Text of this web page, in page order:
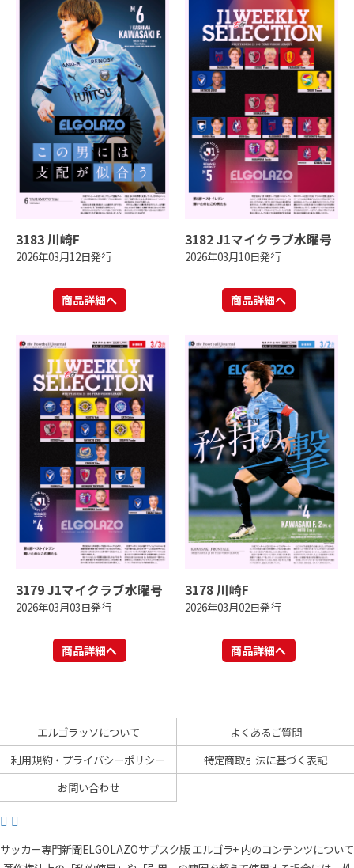
3183 川崎F
2026年03月12日発行
商品詳細へ
3182 J1マイクラブ水曜号
2026年03月10日発行
商品詳細へ
3179 J1マイクラブ水曜号
2026年03月03日発行
商品詳細へ
3178 川崎F
2026年03月02日発行
商品詳細へ
エルゴラッソについて
よくあるご質問
利用規約・プライバシーポリシー
特定商取引法に基づく表記
お問い合わせ
サッカー専門新聞ELGOLAZOサブスク版 エルゴラ+ 内のコンテンツについて